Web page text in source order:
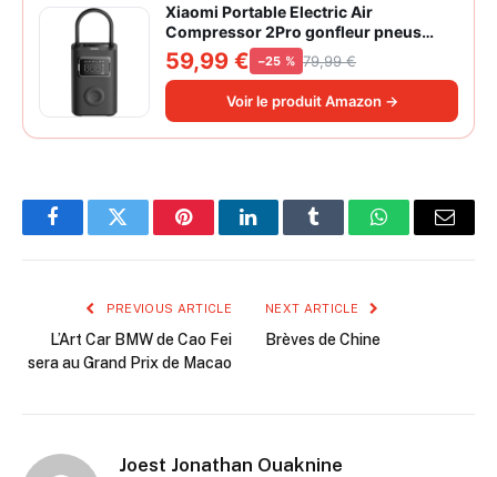
Xiaomi Portable Electric Air
Compressor 2Pro gonfleur pneus
voiture | ±1PSI Contrôle pression
pneus, 45s gonflage rapide, batterie
longue durée, avec éclairage, grand
cylindre à air 27 mm
59,99 € −25 % 79,99 €
Voir le produit Amazon →
FacebookTwitter PinterestLinkedInTumblr WhatsAppEmail
PREVIOUS ARTICLE
L’Art Car BMW de Cao Fei
sera au Grand Prix de Macao
NEXT ARTICLE
Brèves de Chine
Joest Jonathan Ouaknine